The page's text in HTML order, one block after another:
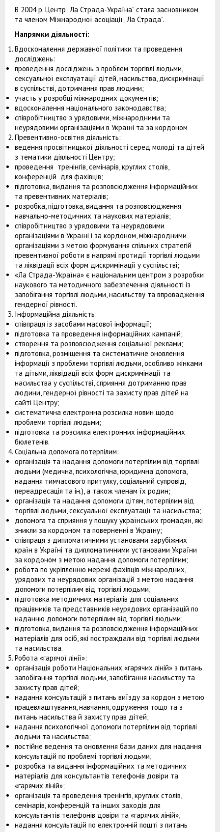
В 2004 р. Центр „Ла Страда-Україна” стала засновником
та членом Міжнародної асоціації „Ла Страда”.
Напрямки діяльності:
Вдосконалення державної політики та проведення
досліджень:
проведення досліджень з проблем торгівлі людьми,
сексуальної експлуатації дітей, насильства, дискримінації
в суспільстві, дотримання прав людини;
участь у розробці міжнародних документів;
вдосконалення національного законодавства;
співробітництво з урядовими, міжнародними та
неурядовими організаціями в Україні та за кордоном
Превентивно-освітня діяльність:
ведення просвітницької діяльності серед молоді та дітей
з тематики діяльності Центру;
проведення тренінгів, семінарів, круглих столів,
конференцій для фахівців;
підготовка, видання та розповсюдження інформаційних
та превентивних матеріалів;
розробка, підготовка, видання та розповсюдження
навчально-методичних та наукових матеріалів;
співробітництво з урядовими та неурядовими
організаціями в Україні і за кордоном, міжнародними
організаціями з метою формування спільних стратегій
превентивної роботи в напрямі протидії торгівлі людьми
та ліквідації всіх форм дискримінації у суспільстві;
«Ла Страда-Україна» є національним центром з розробки
наукового та методичного забезпечення діяльності із
запобігання торгівлі людьми, насильству та впровадження
гендерної рівності.
Інформаційна діяльність:
співпраця із засобами масової інформації;
підготовка та проведення інформаційних кампаній;
створення та розповсюдження соціальної реклами;
підготовка, розміщення та систематичне оновлення
інформації з проблеми торгівлі людьми, особливо жінками
та дітьми, ліквідації всіх форм дискримінації та
насильства у суспільстві, сприяння дотриманню прав
людини, гендерної рівності та захисту прав дітей на
сайті Центру;
систематична електронна розсилка новин щодо
проблеми торгівлі людьми;
підготовка та розсилка електронних інформаційних
бюлетенів.
Соціальна допомога потерпілим:
організація та надання допомоги потерпілим від торгівлі
людьми (медична, психологічна, юридична допомога,
надання тимчасового притулку, соціальний супровід,
переадресація та ін.), а також членам їх родин;
організація та надання допомоги дітям, потерпілим від
торгівлі людьми, сексуальної експлуатації та насильства;
допомога та сприяння у пошуку українських громадян, які
зникли за кордоном та поверненні в Україну;
співпраця з дипломатичними установами зарубіжних
країн в Україні та дипломатичними установами України
за кордоном з метою надання допомоги потерпілим;
робота по укріпленню мережі фахівців міжнародних,
урядових та неурядових організацій з метою надання
допомоги потерпілим від торгівлі людьми;
підготовка методичних матеріалів для соціальних
працівників та представників неурядових організацій по
наданню допомоги потерпілим від торгівлі людьми;
підготовка, видання та розповсюдження інформаційних
матеріалів для осіб, які постраждали від торгівлі людьми
та насильства.
Робота «гарячої лінії»:
організація роботи Національних «гарячих ліній» з питань
запобігання торгівлі людьми, запобігання насильству та
захисту прав дітей;
надання консультацій з питань виїзду за кордон з метою
працевлаштування, навчання, одруження тощо та з
питань насильства й захисту прав дітей;
надання психологічної допомоги потерпілим від торгівлі
людьми та насильства;
постійне ведення та оновлення бази даних для надання
консультацій по проблемі торгівлі людьми;
розробка та видання інформаційних та методичних
матеріалів для консультантів телефонів довіри та
«гарячих ліній»;
організація та проведення тренінгів, круглих столів,
семінарів, конференцій та інших заходів для
консультантів телефонів довіри та «гарячих ліній»;
надання консультацій по електронній пошті з питань